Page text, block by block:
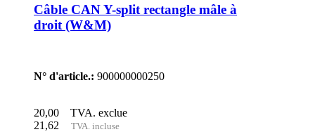
Câble CAN Y-split rectangle mâle à
droit (W&M)
N° d'article.: 900000000250
20,00
TVA. exclue
21,62
TVA. incluse